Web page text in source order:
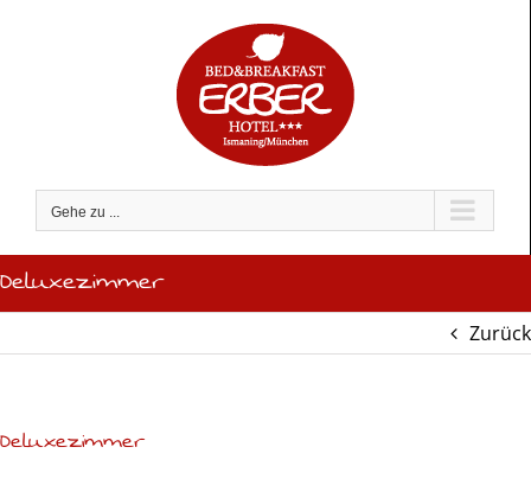
Gehe zu ...
Deluxezimmer
Zurück
Deluxezimmer